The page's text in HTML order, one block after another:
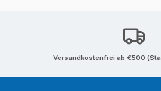
Versandkostenfrei ab €500